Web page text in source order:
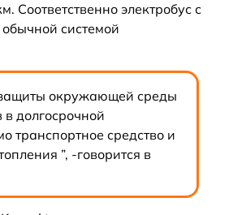
Соответственно электробус с
системой
окружающей среды
в долгосрочной
транспортное средство и
”, -говорится в